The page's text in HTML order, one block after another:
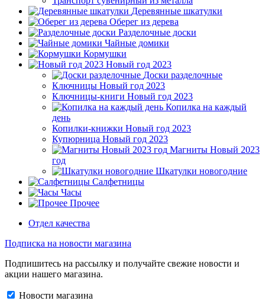
Деревянные шкатулки
Оберег из дерева
Разделочные доски
Чайные домики
Кормушки
Новый год 2023
Доски разделочные
Ключницы Новый год 2023
Ключницы-книги Новый год 2023
Копилка на каждый
день
Копилки-книжки Новый год 2023
Купюрница Новый год 2023
Магниты Новый 2023
год
Шкатулки новогодние
Салфетницы
Часы
Прочее
Отдел качества
Подписка на новости магазина
Подпишитесь на рассылку и получайте свежие новости и
акции нашего магазина.
Новости магазина